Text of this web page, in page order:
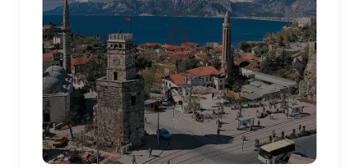
acquatici.
Importanza culturale:
La regione dell'Egeo ha un ricco patrimonio storico e
culturale che risale ad antiche civiltà come i Greci, i
Romani , e Bizantini. La regione è costellata di siti
archeologici, teatri antichi e musei che mettono in
mostra la sua ricca storia.